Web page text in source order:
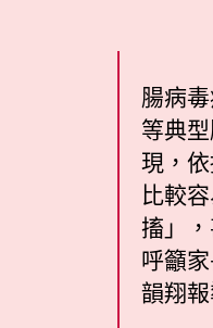
腸病
等典
現，
比較
搐」
呼籲
韻翔